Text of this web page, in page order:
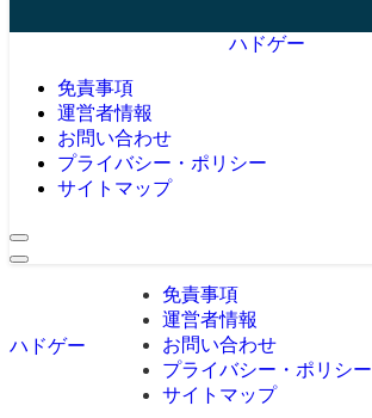
ハドゲー
免責事項
運営者情報
お問い合わせ
プライバシー・ポリシー
サイトマップ
ハドゲー
免責事項
運営者情報
お問い合わせ
プライバシー・ポリシー
サイトマップ